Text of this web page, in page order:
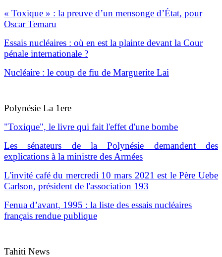
« Toxique » : la preuve d’un mensonge d’État, pour
Oscar Temaru
Essais nucléaires : où en est la plainte devant la Cour
pénale internationale ?
Nucléaire : le coup de fiu de Marguerite Lai
Polynésie La 1ere
"Toxique", le livre qui fait l'effet d'une bombe
Les sénateurs de la Polynésie demandent des
explications à la ministre des Armées
L'invité café du mercredi 10 mars 2021 est le Père Uebe
Carlson, président de l'association 193
Fenua d’avant, 1995 : la liste des essais nucléaires
français rendue publique
Tahiti News